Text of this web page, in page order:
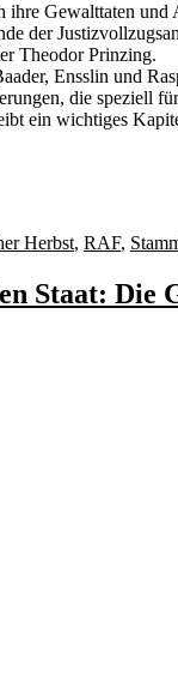
Gewalttaten
der
Theodor Prinzing.
Ensslin und
die speziell
ein wichtiges
Herbst, RAF,
Staat: Die